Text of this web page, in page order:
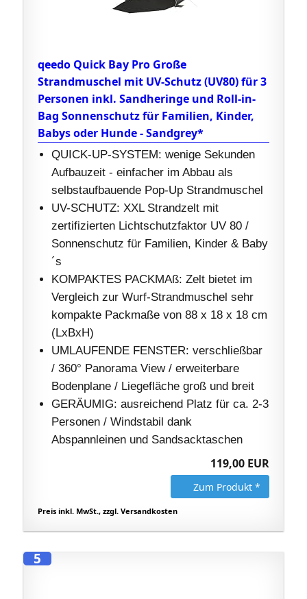
qeedo Quick Bay Pro Große
Strandmuschel mit UV-Schutz (UV80) für 3
Personen inkl. Sandheringe und Roll-in-
Bag Sonnenschutz für Familien, Kinder,
Babys oder Hunde - Sandgrey*
QUICK-UP-SYSTEM: wenige Sekunden
Aufbauzeit - einfacher im Abbau als
selbstaufbauende Pop-Up Strandmuschel
UV-SCHUTZ: XXL Strandzelt mit
zertifizierten Lichtschutzfaktor UV 80 /
Sonnenschutz für Familien, Kinder & Baby
´s
KOMPAKTES PACKMAß: Zelt bietet im
Vergleich zur Wurf-Strandmuschel sehr
kompakte Packmaße von 88 x 18 x 18 cm
(LxBxH)
UMLAUFENDE FENSTER: verschließbar
/ 360° Panorama View / erweiterbare
Bodenplane / Liegefläche groß und breit
GERÄUMIG: ausreichend Platz für ca. 2-3
Personen / Windstabil dank
Abspannleinen und Sandsacktaschen
119,00 EUR
Zum Produkt *
Preis inkl. MwSt., zzgl. Versandkosten
5